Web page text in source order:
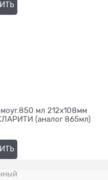
мл 212х108мм
(аналог 865мл)